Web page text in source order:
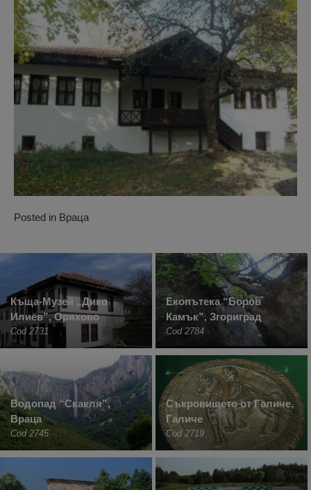
Posted in Враца
Къща-Музей „Дико
Илиев”, Оряхово
Cod 2731
Екопътека “Боров
Камък”, Згориград
Cod 2784
Водопад “Скакля”,
Враца
Cod 2745
Съкровището от Галиче,
Галиче
Cod 2719